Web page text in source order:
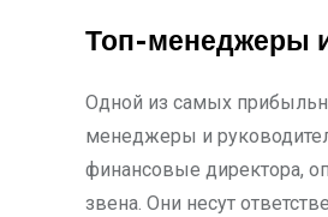
Топ-менеджеры
Одной из самых
менеджеры и
финансовые директора,
звена. Они несут